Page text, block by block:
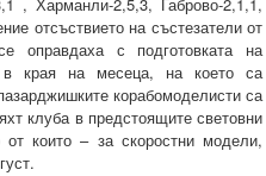
, Харманли-2,5,3, Габрово-2,1,1,
отсъствието на състезатели от
оправдаха с подготовката на
в края на месеца, на което са
корабомоделисти са
клуба в предстоящите световни
които – за скоростни модели,